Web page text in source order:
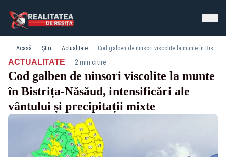
Acasă Știri Actualitate Cod galben de ninsori viscolite la munte în Bistrița-Năsăud, intensificări ale vântului și precipitații mixte
ACTUALITATE· 2 min citire
Cod galben de ninsori viscolite la munte
în Bistrița-Năsăud, intensificări ale
vântului și precipitații mixte